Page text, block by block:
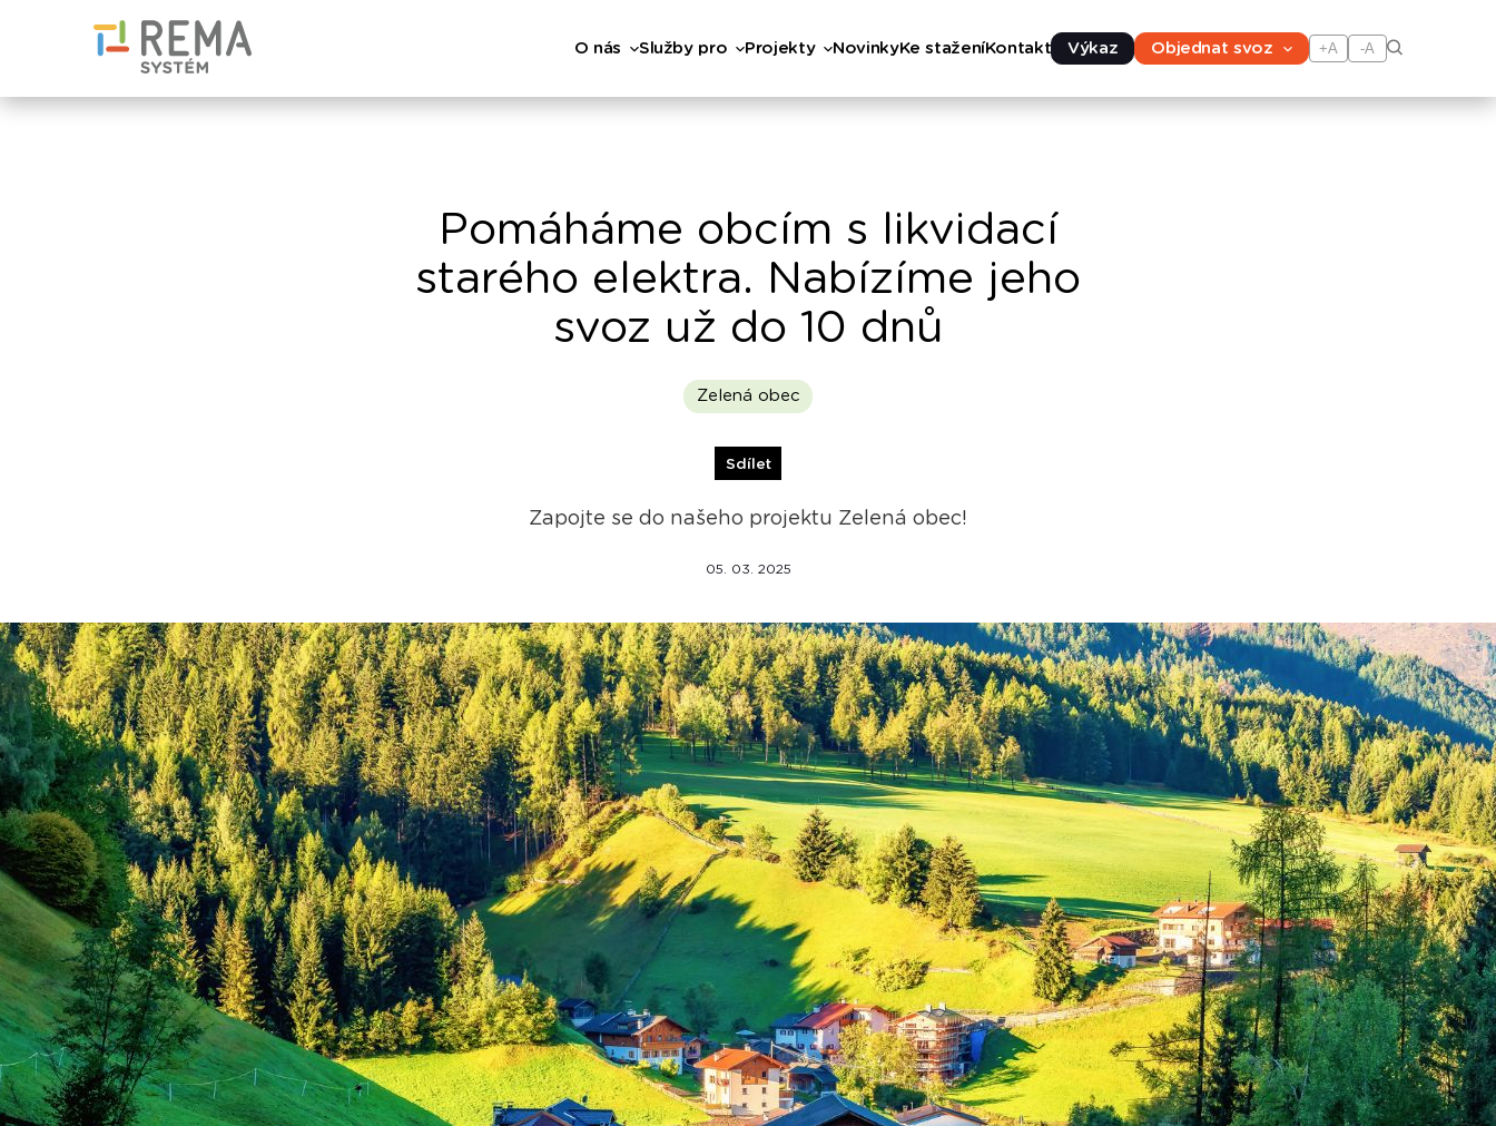
O nás Služby pro Projekty NovinkyKe staženíKontakt Výkaz Objednat svoz +A -A
Pomáháme obcím s likvidací
starého elektra. Nabízíme jeho
svoz už do 10 dnů
Zelená obec
Sdílet
Zapojte se do našeho projektu Zelená obec!
05. 03. 2025